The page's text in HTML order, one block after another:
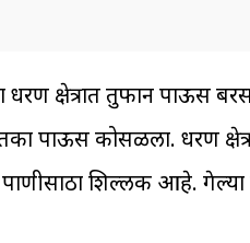
धरण क्षेत्रात तुफान पाऊस
पाऊस कोसळला. धरण
शिल्लक आहे.